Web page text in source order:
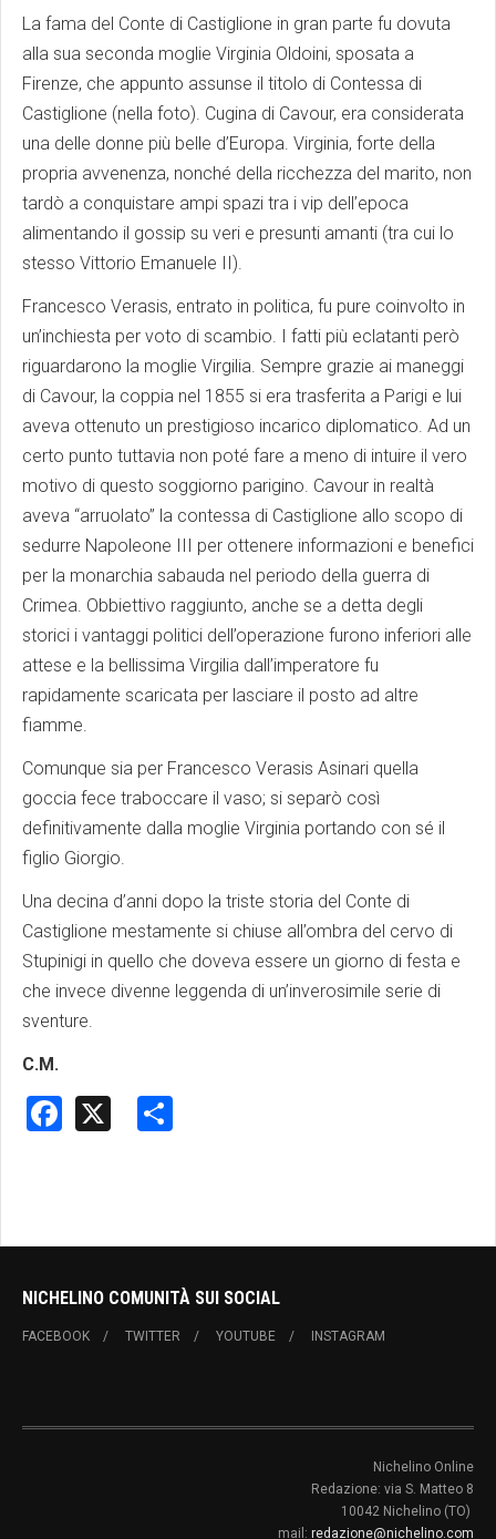
La fama del Conte di Castiglione in gran parte fu dovuta
alla sua seconda moglie Virginia Oldoini, sposata a
Firenze, che appunto assunse il titolo di Contessa di
Castiglione (nella foto). Cugina di Cavour, era considerata
una delle donne più belle d’Europa. Virginia, forte della
propria avvenenza, nonché della ricchezza del marito, non
tardò a conquistare ampi spazi tra i vip dell’epoca
alimentando il gossip su veri e presunti amanti (tra cui lo
stesso Vittorio Emanuele II).
Francesco Verasis, entrato in politica, fu pure coinvolto in
un’inchiesta per voto di scambio. I fatti più eclatanti però
riguardarono la moglie Virgilia. Sempre grazie ai maneggi
di Cavour, la coppia nel 1855 si era trasferita a Parigi e lui
aveva ottenuto un prestigioso incarico diplomatico. Ad un
certo punto tuttavia non poté fare a meno di intuire il vero
motivo di questo soggiorno parigino. Cavour in realtà
aveva “arruolato” la contessa di Castiglione allo scopo di
sedurre Napoleone III per ottenere informazioni e benefici
per la monarchia sabauda nel periodo della guerra di
Crimea. Obbiettivo raggiunto, anche se a detta degli
storici i vantaggi politici dell’operazione furono inferiori alle
attese e la bellissima Virgilia dall’imperatore fu
rapidamente scaricata per lasciare il posto ad altre
fiamme.
Comunque sia per Francesco Verasis Asinari quella
goccia fece traboccare il vaso; si separò così
definitivamente dalla moglie Virginia portando con sé il
figlio Giorgio.
Una decina d’anni dopo la triste storia del Conte di
Castiglione mestamente si chiuse all’ombra del cervo di
Stupinigi in quello che doveva essere un giorno di festa e
che invece divenne leggenda di un’inverosimile serie di
sventure.
C.M.
Facebook
NICHELINO COMUNITÀ SUI SOCIAL
FACEBOOK TWITTER YOUTUBE INSTAGRAM
Nichelino Online
Redazione: via S. Matteo 8
10042 Nichelino (TO)
mail: redazione@nichelino.com